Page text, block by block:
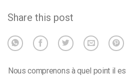
Share this post
Nous comprenons à quel point il